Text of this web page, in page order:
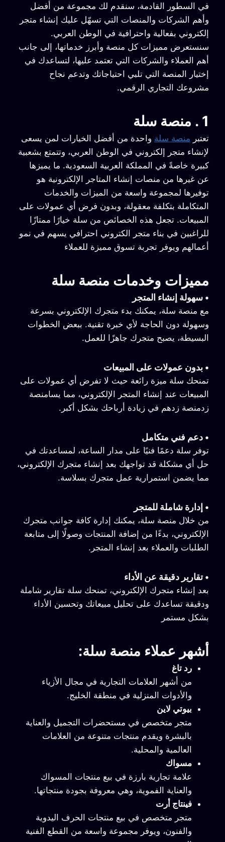
في السطور القادمة، سنقدم لك مجموعة من أفضل
وأهم الشركات والمنصات التي تسهّل عليك إنشاء متجر
إلكتروني بفعالية واحترافية في الوطن العربي.
سنستعرض مميزات كل منصة وأبرز خدماتها، إلى جانب
أهم العملاء والشركات التي تعتمد عليها، لتساعدك في
إختيار المنصة التي تلبي احتياجاتك وتدعم نجاح
مشروعك التجاري الرقمي.
1 . منصة سلة
تعتبر منصة سلة واحدة من أفضل الخيارات لمن يسعى
لإنشاء متجر إلكتروني في الوطن العربي، وتتمتع بشعبية
كبيرة خاصةً في المملكة العربية السعودية. ما يميزها
عن غيرها من منصات إنشاء المتاجر الإلكترونية هو
توفيرها لمجموعة واسعة من الميزات والخدمات
المتكاملة بتكلفة معقولة، وبدون فرض أي عمولات على
المبيعات. تجعل هذه الخصائص من سلة خيارًا ممتازًا
للراغبين في بناء متجر الكتروني احترافي يسهم في نمو
أعمالهم ويوفر تجربة تسوق مميزة للعملاء
مميزات وخدمات منصة سلة
• سهولة إنشاء المتجر
مع منصة سلة، يمكنك بدء متجرك الإلكتروني بسرعة
وسهولة دون الحاجة لأي خبرة تقنية. ببعض الخطوات
البسيطة، يصبح متجرك جاهزًا للعمل.
• بدون عمولات على المبيعات
تمنحك سلة ميزة رائعة حيث لا تفرض أي عمولات على
المبيعات عند إنشاء المتجر الإلكتروني، مما يسامنصة
زدمنصة زدهم في زيادة أرباحك بشكل أكبر.
• دعم فني متكامل
توفر سلة دعمًا فنيًا على مدار الساعة، لمساعدتك في
حل أي مشكلة قد تواجهك بعد إنشاء متجرك الإلكتروني،
مما يضمن استمرارية عمل متجرك بسلاسة.
• إدارة شاملة للمتجر
من خلال منصة سلة، يمكنك إدارة كافة جوانب متجرك
الإلكتروني، بدءًا من إضافة المنتجات وصولًا إلى متابعة
الطلبات والعملاء بعد إنشاء المتجر.
•تقارير دقيقة عن الأداء
بعد إنشاء متجرك الإلكتروني، تمنحك سلة تقارير شاملة
ودقيقة تساعدك على تحليل مبيعاتك وتحسين الأداء
بشكل مستمر
أشهر عملاء منصة سلة:
رد تاغ
من أشهر العلامات التجارية في مجال الأزياء
والأدوات المنزلية في منطقة الخليج.
بيوتي لاين
متجر متخصص في مستحضرات التجميل والعناية
بالبشرة ويقدم منتجات متنوعة من العلامات
العالمية والمحلية.
مسواك
علامة تجارية بارزة في بيع منتجات المسواك
والعناية الفموية، وهي معروفة بجودة منتجاتها.
فينتاج أرت
متجر متخصص في بيع منتجات الحرف اليدوية
والفنون، ويوفر مجموعة واسعة من القطع الفنية